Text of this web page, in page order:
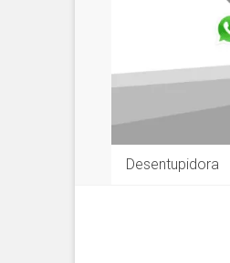
Desentupidora